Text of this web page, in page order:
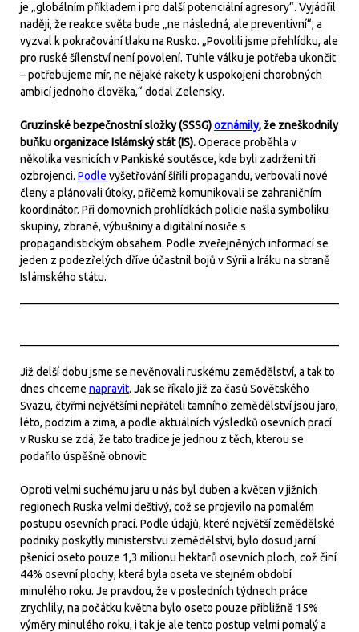
je „globálním příkladem i pro další potenciální agresory“. Vyjádřil
naději, že reakce světa bude „ne následná, ale preventivní“, a
vyzval k pokračování tlaku na Rusko. „Povolili jsme přehlídku, ale
pro ruské šílenství není povolení. Tuhle válku je potřeba ukončit
– potřebujeme mír, ne nějaké rakety k uspokojení chorobných
ambicí jednoho člověka,“ dodal Zelensky.
Gruzínské bezpečnostní složky (SSSG)oznámily, že zneškodnily
buňku organizace Islámský stát (IS).Operace proběhla v
několika vesnicích v Pankiské soutěsce, kde byli zadrženi tři
ozbrojenci. Podle vyšetřování šířili propagandu, verbovali nové
členy a plánovali útoky, přičemž komunikovali se zahraničním
koordinátor. Při domovních prohlídkách policie našla symboliku
skupiny, zbraně, výbušniny a digitální nosiče s
propagandistickým obsahem. Podle zveřejněných informací se
jeden z podezřelých dříve účastnil bojů v Sýrii a Iráku na straně
Islámského státu.
Již delší dobu jsme se nevěnovali ruskému zemědělství, a tak to
dnes chceme napravit. Jak se říkalo již za časů Sovětského
Svazu, čtyřmi největšími nepřáteli tamního zemědělství jsou jaro,
léto, podzim a zima, a podle aktuálních výsledků osevních prací
v Rusku se zdá, že tato tradice je jednou z těch, kterou se
podařilo úspěšně obnovit.
Oproti velmi suchému jaru u nás byl duben a květen v jižních
regionech Ruska velmi deštivý, což se projevilo na pomalém
postupu osevních prací. Podle údajů, které největší zemědělské
podniky poskytly ministerstvu zemědělství, bylo dosud jarní
pšenicí oseto pouze 1,3 milionu hektarů osevních ploch, což činí
44% osevní plochy, která byla oseta ve stejném období
minulého roku. Je pravdou, že v posledních týdnech práce
zrychlily, na počátku května bylo oseto pouze přibližně 15%
výměry minulého roku, i tak je ale tento postup velmi pomalý a